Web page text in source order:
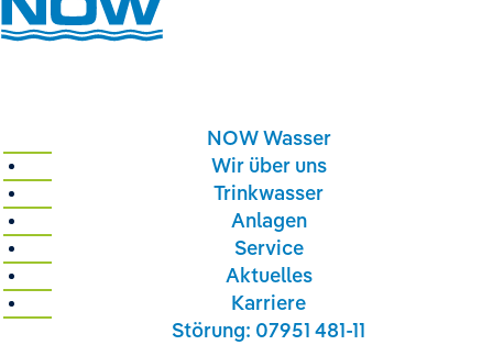
NOW Wasser
Wir über uns
Trinkwasser
Anlagen
Service
Aktuelles
Karriere
Störung: 07951 481-11